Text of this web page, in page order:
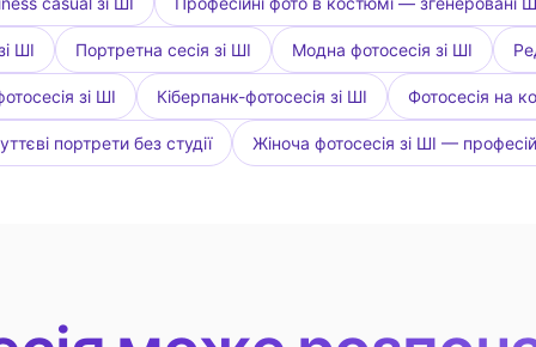
ШІ Портретна сесія зі ШІ Модна фотосесія зі ШІ
зі ШІ Кіберпанк-фотосесія зі ШІ Фотосесія на
портрети без студії Жіноча фотосесія зі ШІ —